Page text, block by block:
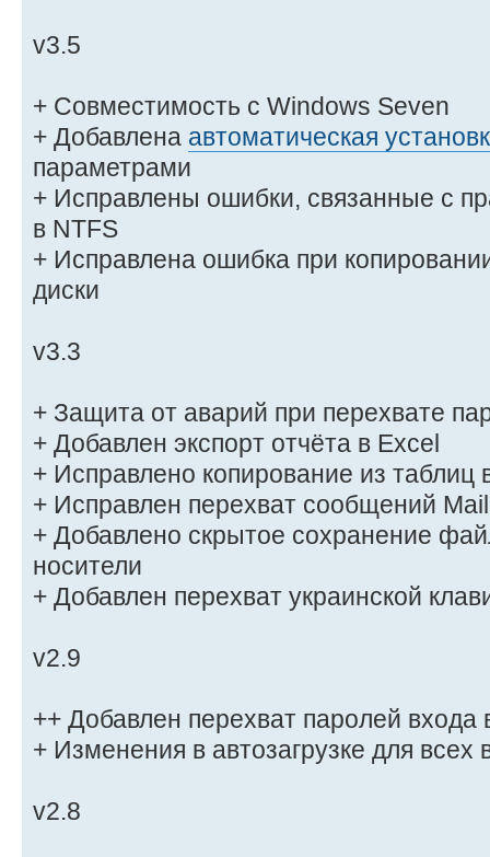
v3.5
+ Совместимость с Windows Seven
+ Добавлена автоматическая
параметрами
+ Исправлены ошибки, связанные с
в NTFS
+ Исправлена ошибка при
диски
v3.3
+ Защита от аварий при перехвате
+ Добавлен экспорт отчёта в Excel
+ Исправлено копирование из таблиц
+ Исправлен перехват сообщений
+ Добавлено скрытое сохранение
носители
+ Добавлен перехват украинской
v2.9
++ Добавлен перехват паролей входа
+ Изменения в автозагрузке для всех
v2.8